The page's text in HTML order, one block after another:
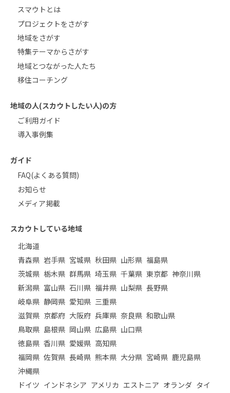
スマウトとは
プロジェクトをさがす
地域をさがす
特集テーマからさがす
地域とつながった人たち
移住コーチング
地域の人(スカウトしたい人)の方
ご利用ガイド
導入事例集
ガイド
FAQ(よくある質問)
お知らせ
メディア掲載
スカウトしている地域
北海道
青森県 岩手県 宮城県 秋田県 山形県 福島県
茨城県 栃木県 群馬県 埼玉県 千葉県 東京都 神奈川県
新潟県 富山県 石川県 福井県 山梨県 長野県
岐阜県 静岡県 愛知県 三重県
滋賀県 京都府 大阪府 兵庫県 奈良県 和歌山県
鳥取県 島根県 岡山県 広島県 山口県
徳島県 香川県 愛媛県 高知県
福岡県 佐賀県 長崎県 熊本県 大分県 宮崎県 鹿児島県
沖縄県
ドイツ インドネシア アメリカ エストニア オランダ タイ